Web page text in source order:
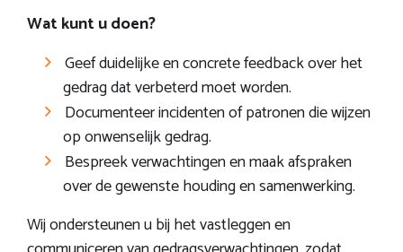
Wat kunt u doen?
Geef duidelijke en concrete feedback over het
gedrag dat verbeterd moet worden.
Documenteer incidenten of patronen die wijzen
op onwenselijk gedrag.
Bespreek verwachtingen en maak afspraken
over de gewenste houding en samenwerking.
Wij ondersteunen u bij het vastleggen en